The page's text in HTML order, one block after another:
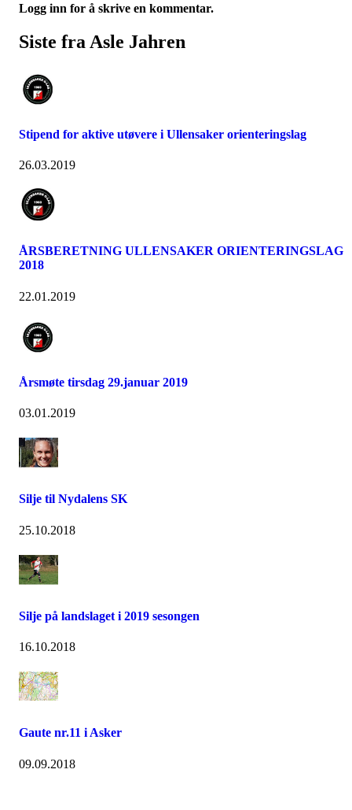
Logg inn for å skrive en kommentar.
Siste fra Asle Jahren
Stipend for aktive utøvere i Ullensaker orienteringslag
26.03.2019
ÅRSBERETNING ULLENSAKER ORIENTERINGSLAG
2018
22.01.2019
Årsmøte tirsdag 29.januar 2019
03.01.2019
Silje til Nydalens SK
25.10.2018
Silje på landslaget i 2019 sesongen
16.10.2018
Gaute nr.11 i Asker
09.09.2018